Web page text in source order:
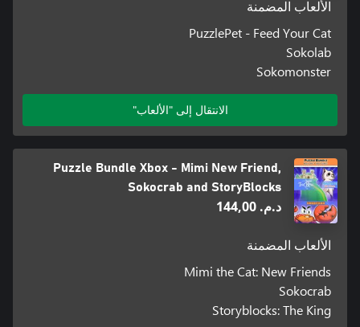
الألعاب المضمنة
PuzzlePet - Feed Your Cat
Sokolab
Sokomonster
الانتقال إلى "الألعاب"
Puzzle Bundle Xbox - Mimi New Friend,
Sokocrab and StoryBlocks
د.م.‏ 144,00
الألعاب المضمنة
Mimi the Cat: New Friends
Sokocrab
Storyblocks: The King